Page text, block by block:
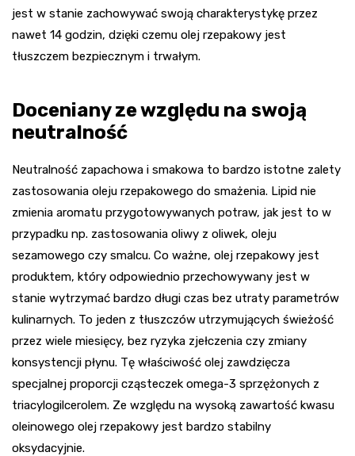
jest w stanie zachowywać swoją charakterystykę przez
nawet 14 godzin, dzięki czemu olej rzepakowy jest
tłuszczem bezpiecznym i trwałym.
Doceniany ze względu na swoją
neutralność
Neutralność zapachowa i smakowa to bardzo istotne zalety
zastosowania oleju rzepakowego do smażenia. Lipid nie
zmienia aromatu przygotowywanych potraw, jak jest to w
przypadku np. zastosowania oliwy z oliwek, oleju
sezamowego czy smalcu. Co ważne, olej rzepakowy jest
produktem, który odpowiednio przechowywany jest w
stanie wytrzymać bardzo długi czas bez utraty parametrów
kulinarnych. To jeden z tłuszczów utrzymujących świeżość
przez wiele miesięcy, bez ryzyka zjełczenia czy zmiany
konsystencji płynu. Tę właściwość olej zawdzięcza
specjalnej proporcji cząsteczek omega-3 sprzężonych z
triacylogilcerolem. Ze względu na wysoką zawartość kwasu
oleinowego olej rzepakowy jest bardzo stabilny
oksydacyjnie.